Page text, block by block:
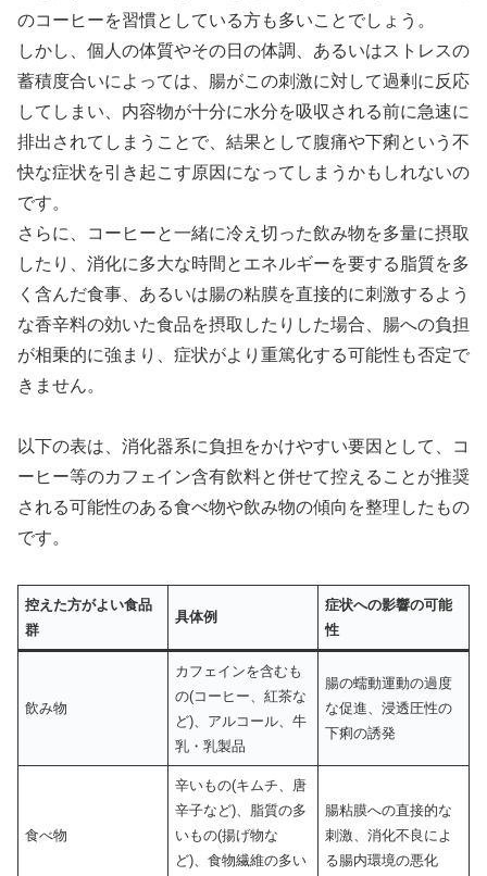
のコーヒーを習慣としている方も多いことでしょう。
しかし、個人の体質やその日の体調、あるいはストレスの
蓄積度合いによっては、腸がこの刺激に対して過剰に反応
してしまい、内容物が十分に水分を吸収される前に急速に
排出されてしまうことで、結果として腹痛や下痢という不
快な症状を引き起こす原因になってしまうかもしれないの
です。
さらに、コーヒーと一緒に冷え切った飲み物を多量に摂取
したり、消化に多大な時間とエネルギーを要する脂質を多
く含んだ食事、あるいは腸の粘膜を直接的に刺激するよう
な香辛料の効いた食品を摂取したりした場合、腸への負担
が相乗的に強まり、症状がより重篤化する可能性も否定で
きません。
以下の表は、消化器系に負担をかけやすい要因として、コ
ーヒー等のカフェイン含有飲料と併せて控えることが推奨
される可能性のある食べ物や飲み物の傾向を整理したもの
です。
控えた方がよい食品
群
具体例
症状への影響の可能
性
飲み物
カフェインを含むも
の(コーヒー、紅茶な
ど)、アルコール、牛
乳・乳製品
腸の蠕動運動の過度
な促進、浸透圧性の
下痢の誘発
食べ物
辛いもの(キムチ、唐
辛子など)、脂質の多
いもの(揚げ物な
ど)、食物繊維の多い
腸粘膜への直接的な
刺激、消化不良によ
る腸内環境の悪化